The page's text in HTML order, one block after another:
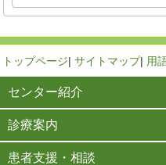
トップページ| サイトマップ| 用
センター紹介
診療案内
患者支援・相談